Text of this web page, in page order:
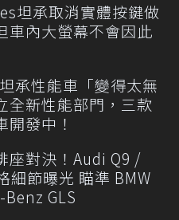
坦承取消實體按鍵做
內大螢幕不會因此
承性能車「變得太無
全新性能部門，三款
開發中！
座對決！Audi Q9 /
細節曝光 瞄準 BMW
Benz GLS